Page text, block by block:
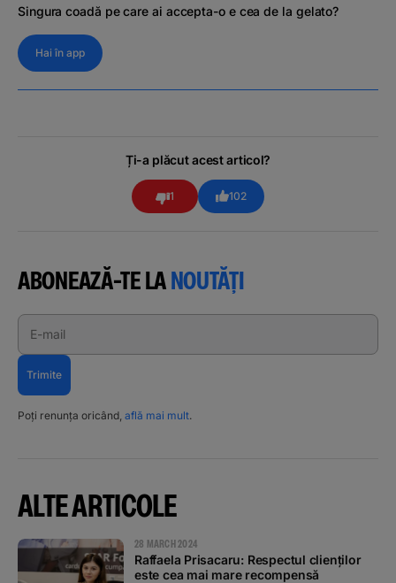
Singura coadă pe care ai accepta-o e cea de la gelato?
Hai în app
Ți-a plăcut acest articol?
1 102
ABONEAZĂ-TE LANOUTĂȚI
E-mail
Trimite
Poți renunța oricând, află mai mult.
ALTE ARTICOLE
28 MARCH 2024
Raffaela Prisacaru: Respectul clienților
este cea mai mare recompensă